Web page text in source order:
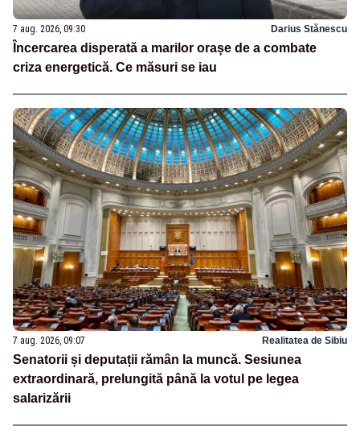
7 aug. 2026, 09:30 Darius Stănescu
Încercarea disperată a marilor orașe de a combate
criza energetică. Ce măsuri se iau
7 aug. 2026, 09:07 Realitatea de Sibiu
Senatorii și deputații rămân la muncă. Sesiunea
extraordinară, prelungită până la votul pe legea
salarizării